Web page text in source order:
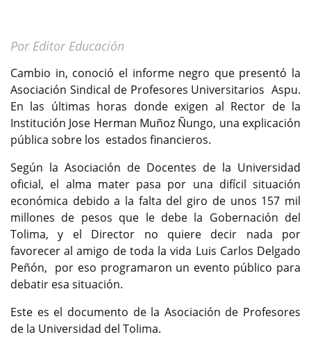
Por Editor Educación
Cambio in, conoció el informe negro que presentó la
Asociación Sindical de Profesores Universitarios Aspu.
En las últimas horas donde exigen al Rector de la
Institución Jose Herman Muñoz Ñungo, una explicación
pública sobre los estados financieros.
Según la Asociación de Docentes de la Universidad
oficial, el alma mater pasa por una difícil situación
económica debido a la falta del giro de unos 157 mil
millones de pesos que le debe la Gobernación del
Tolima, y el Director no quiere decir nada por
favorecer al amigo de toda la vida Luis Carlos Delgado
Peñón, por eso programaron un evento público para
debatir esa situación.
Este es el documento de la Asociación de Profesores
de la Universidad del Tolima.